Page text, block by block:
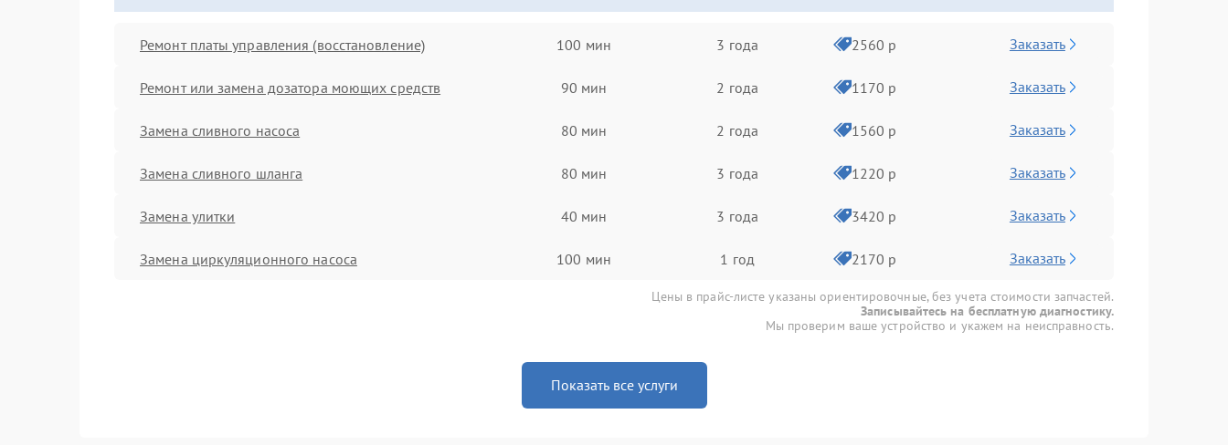
Ремонт платы управления (восстановление) 100 мин 3 года 2560 р Заказать
Ремонт или замена дозатора моющих средств 90 мин 2 года 1170 р Заказать
Замена сливного насоса 80 мин 2 года 1560 р Заказать
Замена сливного шланга 80 мин 3 года 1220 р Заказать
Замена улитки 40 мин 3 года 3420 р Заказать
Замена циркуляционного насоса 100 мин 1 год 2170 р Заказать
Цены в прайс-листе указаны ориентировочные, без учета стоимости запчастей.
Записывайтесь на бесплатную диагностику.
Мы проверим ваше устройство и укажем на неисправность.
Показать все услуги